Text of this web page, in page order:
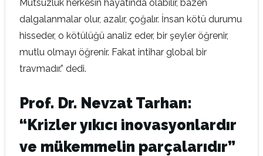
Mutsuzluk herkesin hayatında olabilir, bazen
dalgalanmalar olur, azalır, çoğalır. İnsan kötü durumu
hisseder, o kötülüğü analiz eder, bir şeyler öğrenir,
mutlu olmayı öğrenir. Fakat intihar global bir
travmadır.” dedi.
Prof. Dr. Nevzat Tarhan:
“Krizler yıkıcı inovasyonlardır
ve mükemmelin parçalarıdır”